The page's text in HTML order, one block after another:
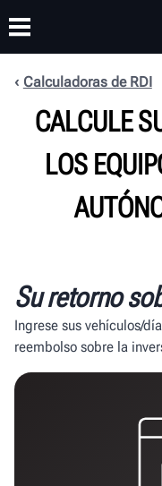
PRODUCTOS SOPORTE
Calculadoras de RDI
CALCULE
LOS
Su retorno
Ingrese sus vehículos/
reembolso sobre la